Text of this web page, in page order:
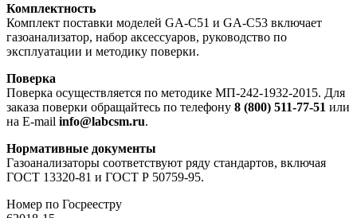
Комплектность
Комплект поставки моделей GA-C51 и GA-C53 включает
газоанализатор, набор аксессуаров, руководство по
эксплуатации и методику поверки.
Поверка
Поверка осуществляется по методике МП-242-1932-2015. Для
заказа поверки обращайтесь по телефону 8 (800) 511-77-51 или
на E-mail info@labcsm.ru.
Нормативные документы
Газоанализаторы соответствуют ряду стандартов, включая
ГОСТ 13320-81 и ГОСТ Р 50759-95.
Номер по Госреестру